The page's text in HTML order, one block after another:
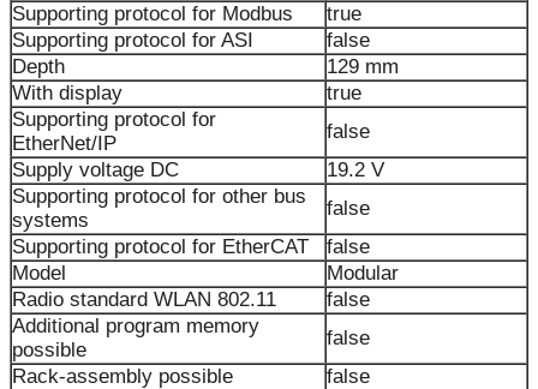
Supporting protocol for Modbus
true
Supporting protocol for ASI
false
Depth
129 mm
With display
true
Supporting protocol for
EtherNet/IP
false
Supply voltage DC
19.2 V
Supporting protocol for other bus
systems
false
Supporting protocol for EtherCAT
false
Model
Modular
Radio standard WLAN 802.11
false
Additional program memory
possible
false
Rack-assembly possible
false